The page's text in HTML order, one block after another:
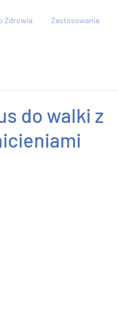
Zdrowia Zastosowania
do walki z